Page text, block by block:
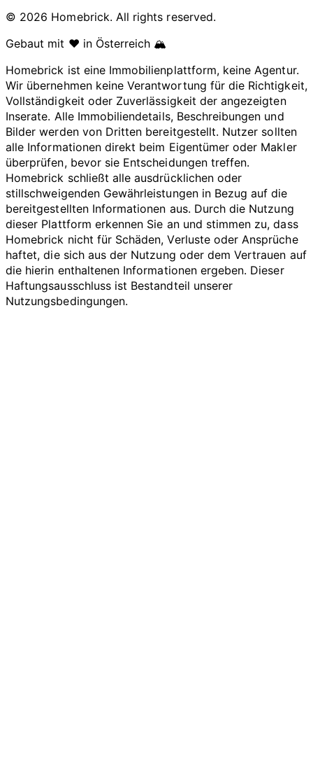
© 2026 Homebrick. All rights reserved.
Gebaut mit ❤️ in Österreich 🏔️
Homebrick ist eine Immobilienplattform, keine Agentur.
Wir übernehmen keine Verantwortung für die Richtigkeit,
Vollständigkeit oder Zuverlässigkeit der angezeigten
Inserate. Alle Immobiliendetails, Beschreibungen und
Bilder werden von Dritten bereitgestellt. Nutzer sollten
alle Informationen direkt beim Eigentümer oder Makler
überprüfen, bevor sie Entscheidungen treffen.
Homebrick schließt alle ausdrücklichen oder
stillschweigenden Gewährleistungen in Bezug auf die
bereitgestellten Informationen aus. Durch die Nutzung
dieser Plattform erkennen Sie an und stimmen zu, dass
Homebrick nicht für Schäden, Verluste oder Ansprüche
haftet, die sich aus der Nutzung oder dem Vertrauen auf
die hierin enthaltenen Informationen ergeben. Dieser
Haftungsausschluss ist Bestandteil unserer
Nutzungsbedingungen.